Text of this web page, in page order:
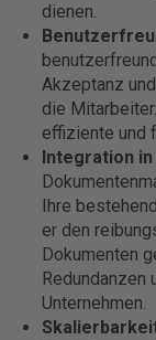
dienen.
Akzeptanz
die
effiziente und
Integration
Ihre
er den
Dokumenten
Redundanzen
Unternehmen.